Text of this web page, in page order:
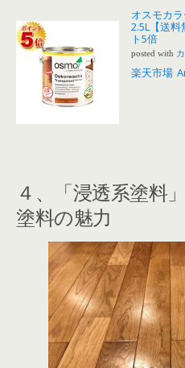
オスモカ
2.5L【送
ト5倍
posted with
楽天市場
４、「浸透系塗料
塗料の魅力